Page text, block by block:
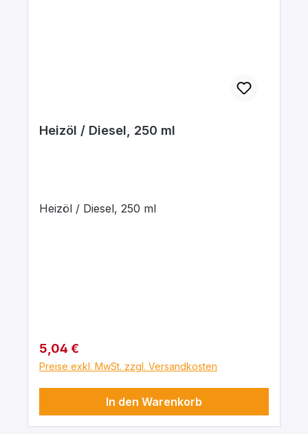
Heizöl / Diesel, 250 ml
Heizöl / Diesel, 250 ml
Regulärer Preis:
5,04 €
Preise exkl. MwSt. zzgl. Versandkosten
In den Warenkorb